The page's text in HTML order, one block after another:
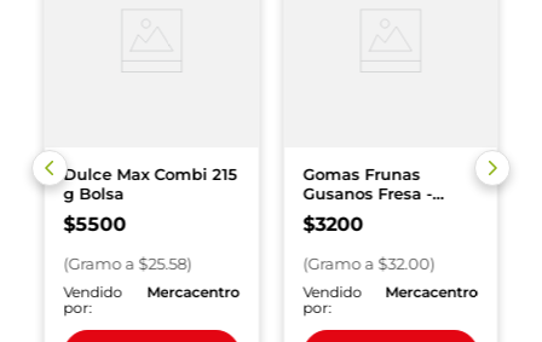
Dulce Max Combi 215
g Bolsa
$5500
(Gramoa $25.58)
Vendido
por:
Mercacentro
Gomas Frunas
Gusanos Fresa -
Mandarina x 100 g
$3200
(Gramoa $32.00)
Vendido
por:
Mercacentro